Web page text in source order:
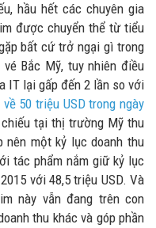
hầu hết các chuyên gia
được chuyển thể từ tiểu
bất cứ trở ngại gì trong
Bắc Mỹ, tuy nhiên điều
IT lại gấp đến 2 lần so với
50 triệu USD trong ngày
tại thị trường Mỹ thu
nên một kỷ lục doanh thu
tác phẩm nắm giữ kỷ lục
với 48,5 triệu USD. Và
này vẫn đang trên con
thu khác và góp phần